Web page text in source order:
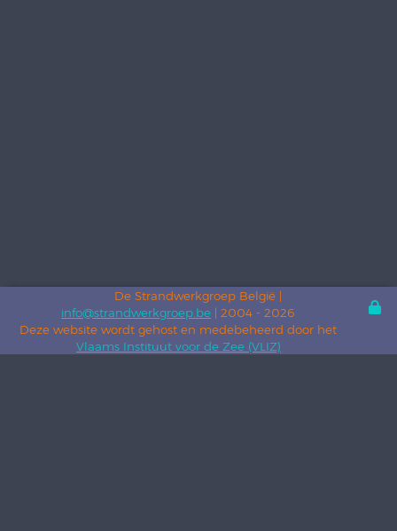
De Strandwerkgroep België |
info@strandwerkgroep.be | 2004 - 2026
Deze website wordt gehost en medebeheerd door het
Vlaams Instituut voor de Zee (VLIZ)